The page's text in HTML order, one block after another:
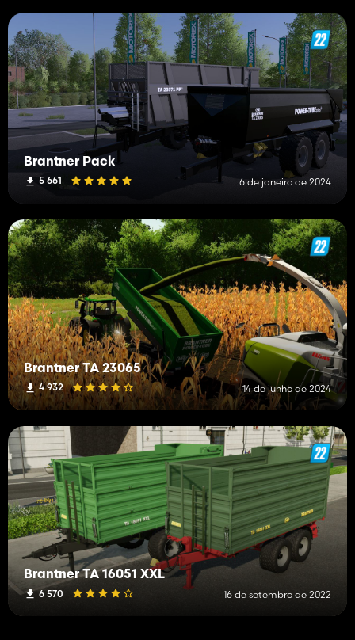
Brantner Pack
5 661 6 de janeiro de 2024
Brantner TA 23065
4 932 14 de junho de 2024
Brantner TA 16051 XXL
6 570 16 de setembro de 2022